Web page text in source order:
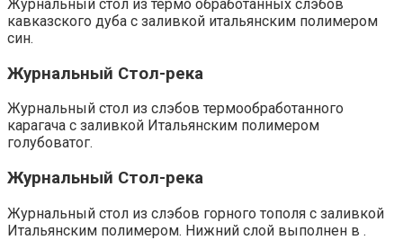
Журнальный стол из термо обработанных слэбов
кавказского дуба с заливкой итальянским полимером
син.
Журнальный Стол-река
Журнальный стол из слэбов термообработанного
карагача с заливкой Итальянским полимером
голубоватог.
Журнальный Стол-река
Журнальный стол из слэбов горного тополя с заливкой
Итальянским полимером. Нижний слой выполнен в .